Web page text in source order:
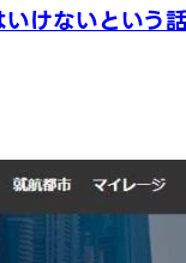
けないという